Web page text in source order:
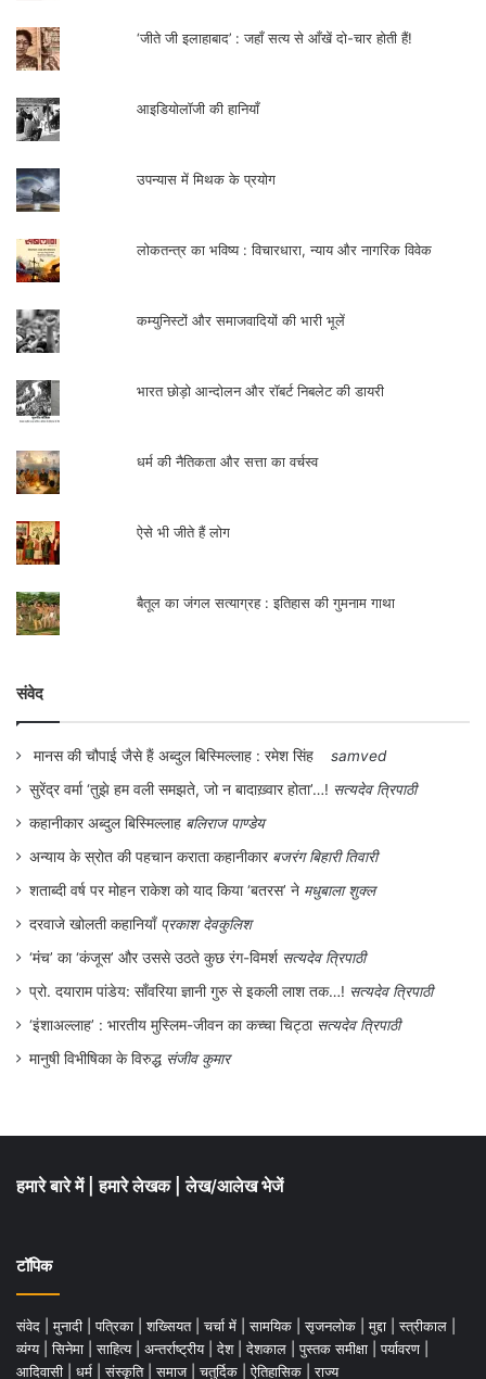
‘जीते जी इलाहाबाद’ : जहाँ सत्य से आँखें दो-चार होती हैं!
आइडियोलॉजी की हानियाँ
उपन्यास में मिथक के प्रयोग
लोकतन्त्र का भविष्य : विचारधारा, न्याय और नागरिक विवेक
कम्युनिस्टों और समाजवादियों की भारी भूलें
भारत छोड़ो आन्दोलन और रॉबर्ट निबलेट की डायरी
धर्म की नैतिकता और सत्ता का वर्चस्व
ऐसे भी जीते हैं लोग
बैतूल का जंगल सत्याग्रह : इतिहास की गुमनाम गाथा
संवेद
मानस की चौपाई जैसे हैं अब्दुल बिस्मिल्लाह : रमेश सिंह
samved
सुरेंद्र वर्मा ‘तुझे हम वली समझते, जो न बादाख़्वार होता’…! सत्यदेव त्रिपाठी
कहानीकार अब्दुल बिस्मिल्लाह बलिराज पाण्डेय
अन्याय के स्रोत की पहचान कराता कहानीकार बजरंग बिहारी तिवारी
शताब्दी वर्ष पर मोहन राकेश को याद किया ‘बतरस’ ने मधुबाला शुक्ल
दरवाजे खोलती कहानियाँ प्रकाश देवकुलिश
‘मंच’ का ‘कंजूस’ और उससे उठते कुछ रंग-विमर्श सत्यदेव त्रिपाठी
प्रो. दयाराम पांडेय: साँवरिया ज्ञानी गुरु से इकली लाश तक…! सत्यदेव त्रिपाठी
‘इंशाअल्लाह’ : भारतीय मुस्लिम-जीवन का कच्चा चिट्ठा सत्यदेव त्रिपाठी
मानुषी विभीषिका के विरुद्ध संजीव कुमार
हमारे बारे में हमारे लेखक लेख/आलेख भेजें
टॉपिक
संवेद मुनादी पत्रिका शख्सियत चर्चा में सामयिक सृजनलोक मुद्दा स्त्रीकाल
व्यंग्य
सिनेमा साहित्य अन्तर्राष्ट्रीय देश देशकाल पुस्तक समीक्षा पर्यावरण
आदिवासी
धर्म संस्कृति समाज चतुर्दिक ऐतिहासिक राज्य